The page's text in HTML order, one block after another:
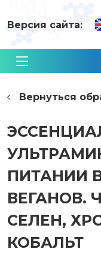
Версия сайта:
Вернуться
ПИТАНИИ
ВЕГАНОВ.
СЕЛЕН,
КОБАЛЬТ